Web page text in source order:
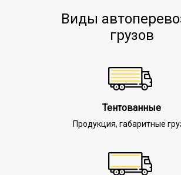
Виды
грузов
Тентованные
Продукция, габаритные